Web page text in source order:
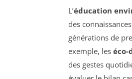
L’éducation
des
générations de
exemple, les éco-
des gestes